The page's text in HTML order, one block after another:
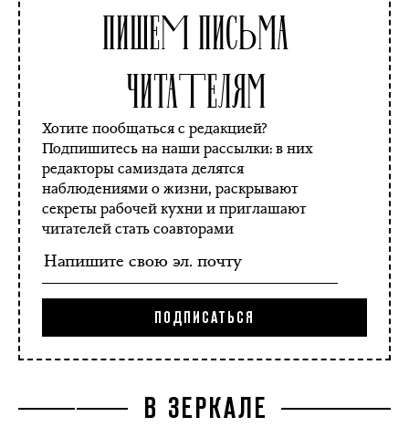
Пишем письма
читателям
Хотите пообщаться с редакцией?
Подпишитесь на наши рассылки: в них
редакторы самиздата делятся
наблюдениями о жизни, раскрывают
секреты рабочей кухни и приглашают
читателей стать соавторами
В ЗЕРКАЛЕ